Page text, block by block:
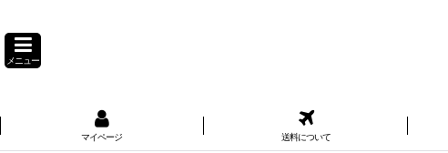
メニュー
マイページ 送料について